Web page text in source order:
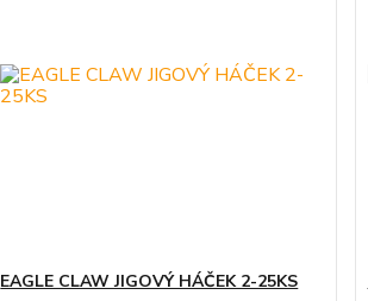
EAGLE CLAW JIGOVÝ HÁČEK 2-25KS